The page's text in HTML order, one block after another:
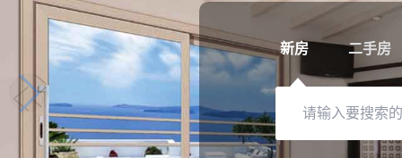
新房 二手房